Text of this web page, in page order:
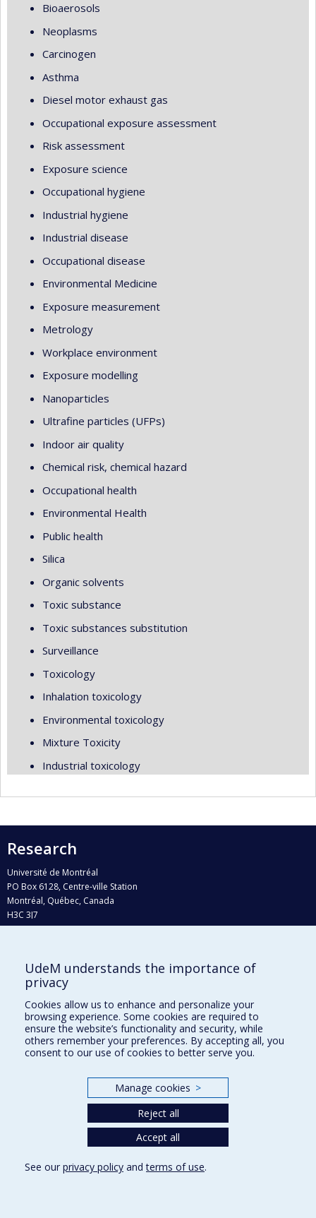
Bioaerosols
Neoplasms
Carcinogen
Asthma
Diesel motor exhaust gas
Occupational exposure assessment
Risk assessment
Exposure science
Occupational hygiene
Industrial hygiene
Industrial disease
Occupational disease
Environmental Medicine
Exposure measurement
Metrology
Workplace environment
Exposure modelling
Nanoparticles
Ultrafine particles (UFPs)
Indoor air quality
Chemical risk, chemical hazard
Occupational health
Environmental Health
Public health
Silica
Organic solvents
Toxic substance
Toxic substances substitution
Surveillance
Toxicology
Inhalation toxicology
Environmental toxicology
Mixture Toxicity
Industrial toxicology
Research
Université de Montréal
PO Box 6128, Centre-ville Station
Montréal, Québec, Canada
H3C 3J7
Who does what?
Find us
Site map
Accessibility
UdeM understands the importance of
privacy
Cookies allow us to enhance and personalize your
browsing experience. Some cookies are required to
ensure the website’s functionality and security, while
others remember your preferences. By accepting all, you
consent to our use of cookies to better serve you.
Manage cookies >
Reject all
Accept all
See our privacy policy andterms of use.